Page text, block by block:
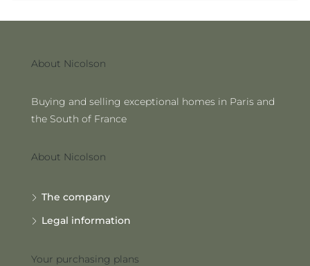
About Nicolson
Buying and selling exceptional homes in Paris and
the South of France
About Nicolson
The company
Legal information
Your purchasing plans